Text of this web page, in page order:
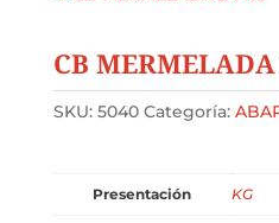
CB
SKU: 5040 Categoría:
Presentación KG